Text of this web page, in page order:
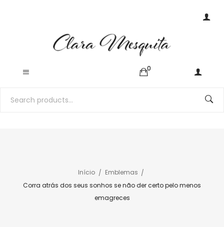
0
Início
Emblemas
Corra atrás dos seus sonhos se não der certo pelo menos
emagreces